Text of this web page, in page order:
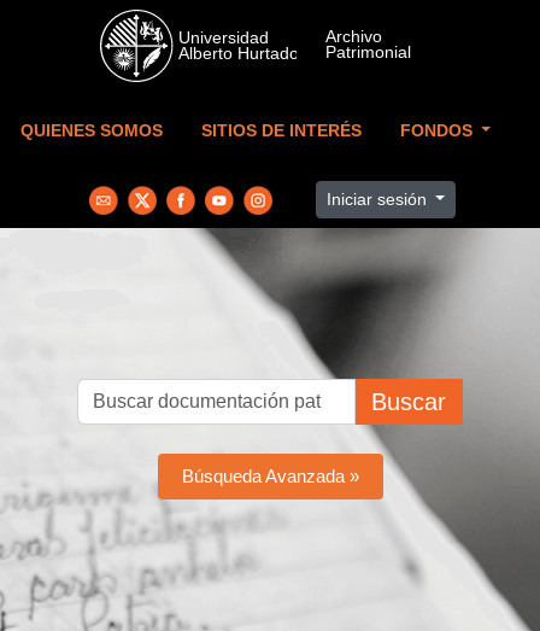
Skip to main content
QUIENES SOMOS SITIOS DE INTERÉS FONDOS
Iniciar sesión
Buscar
Búsqueda Avanzada »